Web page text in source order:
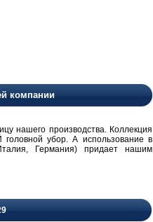
компании
нашего производства. Коллекция
убор. А использование в
Германия) придает нашим